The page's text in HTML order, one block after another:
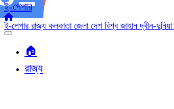
ই-পেপার
ই-পেপার রাজ্য কলকাতা জেলা দেশ বিশ্ব জাহানদ্বীন-দুনিয়া
🏠︎
রাজ্য